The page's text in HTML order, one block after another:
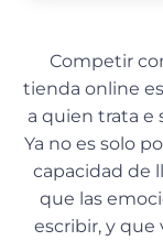
Competir
tienda online
a quien trata e
Ya no es solo
capacidad de
que las
escribir, y